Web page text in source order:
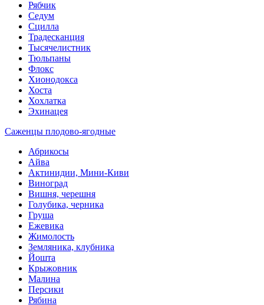
Рябчик
Седум
Сцилла
Традесканция
Тысячелистник
Тюльпаны
Флокс
Хионодокса
Хоста
Хохлатка
Эхинацея
Саженцы плодово-ягодные
Абрикосы
Айва
Актинидии, Мини-Киви
Виноград
Вишня, черешня
Голубика, черника
Груша
Ежевика
Жимолость
Земляника, клубника
Йошта
Крыжовник
Малина
Персики
Рябина